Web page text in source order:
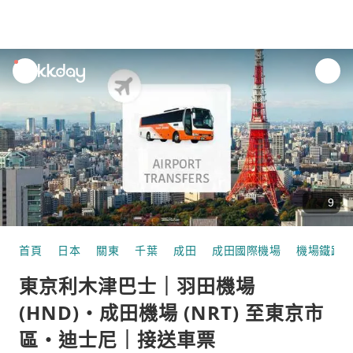
unread
notifications
9
首頁 日本 關東 千葉 成田 成田國際機場 機場鐵路
東京利木津巴士｜羽田機場
(HND)・成田機場 (NRT) 至東京市
區・迪士尼｜接送車票